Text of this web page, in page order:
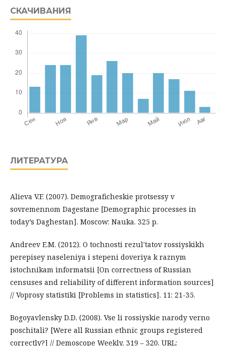
СКАЧИВАНИЯ
ЛИТЕРАТУРА
Alieva V.F. (2007). Demograficheskie protsessy v
sovremennom Dagestane [Demographic processes in
today’s Daghestan]. Moscow: Nauka. 325 p.
Andreev E.M. (2012). O tochnosti rezul'tatov rossiyskikh
perepisey naseleniya i stepeni doveriya k raznym
istochnikam informatsii [On correctness of Russian
censuses and reliability of different information sources]
// Voprosy statistiki [Problems in statistics]. 11: 21-35.
Bogoyavlensky D.D. (2008). Vse li rossiyskie narody verno
poschitali? [Were all Russian ethnic groups registered
correctly?] // Demoscope Weekly. 319 – 320. URL: